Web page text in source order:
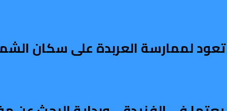
لممارسة العربدة على سكان